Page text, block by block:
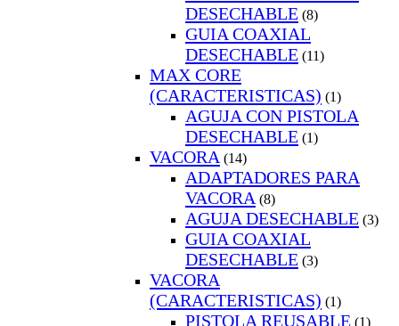
DESECHABLE (8)
GUIA COAXIAL
DESECHABLE (11)
MAX CORE
(CARACTERISTICAS) (1)
AGUJA CON PISTOLA
DESECHABLE (1)
VACORA (14)
ADAPTADORES PARA
VACORA (8)
AGUJA DESECHABLE (3)
GUIA COAXIAL
DESECHABLE (3)
VACORA
(CARACTERISTICAS) (1)
PISTOLA REUSABLE (1)